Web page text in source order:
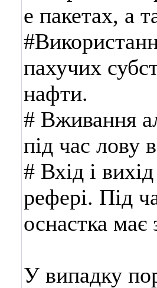
е пакетах, а
пахучих
нафти.
# Вживання
під час лову
# Вхід і
рефері. Під
оснастка має
У випадку